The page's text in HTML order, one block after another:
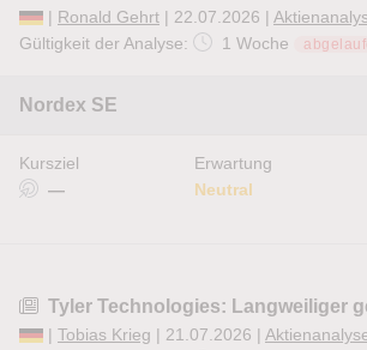
| Ronald Gehrt | 22.07.2026 |
Gültigkeit der Analyse:
1 Woche
Nordex SE
Kursziel
—
Erwartung
Neutral
Tyler Technologies: Langweiliger
| Tobias Krieg | 21.07.2026 |